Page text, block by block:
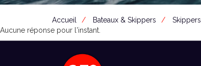
Accueil Bateaux & Skippers
Skippers
Aucune réponse pour l'instant.